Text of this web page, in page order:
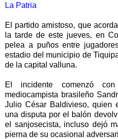
La Patria
El partido amistoso, que
la tarde de este jueves, en
pelea a puños entre
estadio del municipio de
de la capital valluna.
El incidente comenzó
mediocampista brasileño
Julio César Baldivieso, quien
una disputa por el balón
el sanjosecista, incluso dejó
pierna de su ocasional